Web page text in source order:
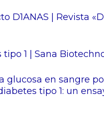
D1ANAS | Revista
1 | Sana
en sangre
tipo 1: un